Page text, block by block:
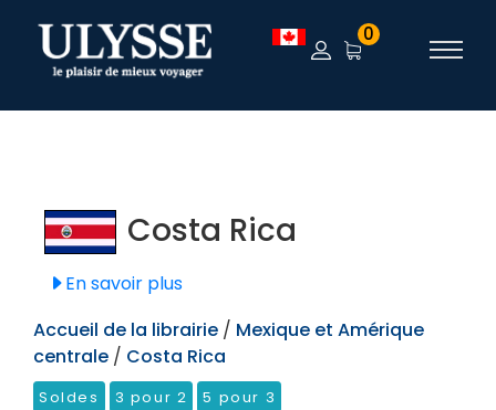
TEST 0
Costa Rica
En savoir plus
Accueil de la librairie / Mexique et Amérique
centrale / Costa Rica
Soldes 3 pour 2
5 pour 3